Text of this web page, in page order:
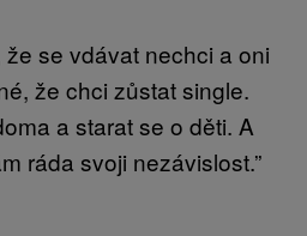
se vdávat nechci a oni
že chci zůstat single.
a starat se o děti. A
ráda svoji nezávislost.”